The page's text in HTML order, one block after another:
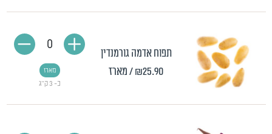
תפוח אדמה גורמנדין
₪25.90/ מארז
כ- 3 ק"ג
מארז
0